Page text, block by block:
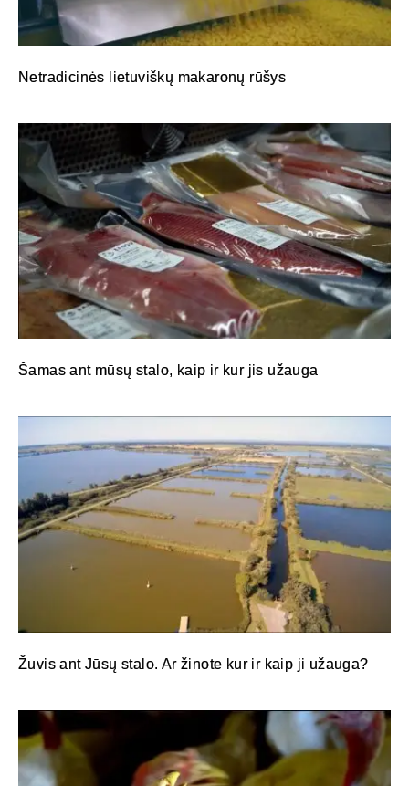
Netradicinės lietuviškų makaronų rūšys
Šamas ant mūsų stalo, kaip ir kur jis užauga
Žuvis ant Jūsų stalo. Ar žinote kur ir kaip ji užauga?